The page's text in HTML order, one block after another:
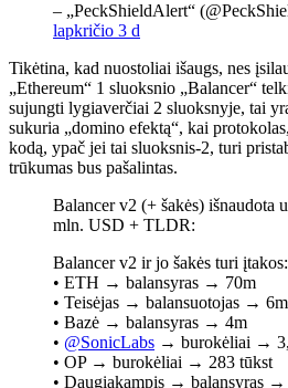
– „PeckShieldAlert“
lapkričio 3 d
Tikėtina, kad nuostoliai išaugs, nes
„Ethereum“ 1 sluoksnio „Balancer“
sujungti lygiaverčiai 2 sluoksnyje, tai
sukuria „domino efektą“, kai
kodą, ypač jei tai sluoksnis-2, turi
trūkumas bus pašalintas.
Balancer v2 (+ šakės) išnaudota
mln. USD + TLDR:
Balancer v2 ir jo šakės turi įtakos:
• ETH → balansyras → 70m
• Teisėjas → balansuotojas → 6m
• Bazė → balansyras → 4m
• @SonicLabs → burokėliai →
• OP → burokėliai → 283 tūkst
• Daugiakampis → balansyras →